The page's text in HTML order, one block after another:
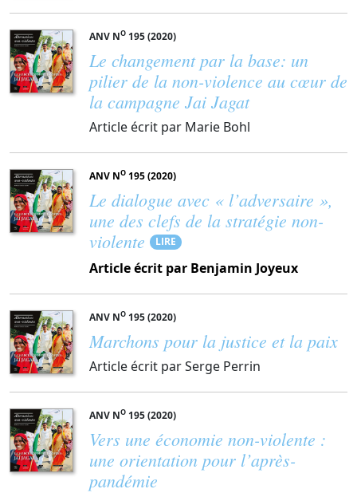
ANV NO 195 (2020)
Le changement par la base: un
pilier de la non-violence au cœur de
la campagne Jai Jagat
Article écrit par Marie Bohl
ANV NO 195 (2020)
Le dialogue avec « l’adversaire »,
une des clefs de la stratégie non-
violente
LIRE
Article écrit par Benjamin Joyeux
ANV NO 195 (2020)
Marchons pour la justice et la paix
Article écrit par Serge Perrin
ANV NO 195 (2020)
Vers une économie non-violente :
une orientation pour l’après-
pandémie